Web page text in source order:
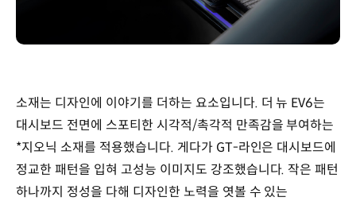
소재는 디자인에 이야기를 더하는 요소입니다. 더 뉴 EV6는
대시보드 전면에 스포티한 시각적/촉각적 만족감을 부여하는
*지오닉 소재를 적용했습니다. 게다가 GT-라인은 대시보드에
정교한 패턴을 입혀 고성능 이미지도 강조했습니다. 작은 패턴
하나까지 정성을 다해 디자인한 노력을 엿볼 수 있는